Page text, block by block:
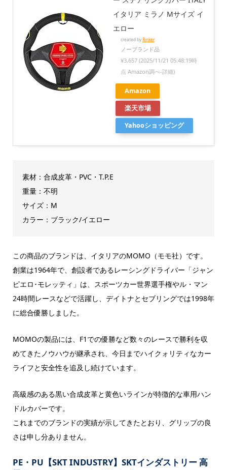
イタリア ミラノ Mサイズ イ
エロー
created byRinker
ノーブランド品
¥3,657 (2025/11/21 05:48:19時
点 Amazon調べ-詳細)
Amazon
楽天市場
Yahooショッピング
素材：合成皮革・PVC・T.P.E
重量：不明
サイズ：M
カラー：ブラック/イエロー
この商品のブランドは、イタリアのMOMO（モモ社）です。
創業は1964年で、創設者であるレーシングドライバー「ジャン
ピエロ･モレッティ」は、スポーツカー世界選手権やル・マン
24時間レースなどで活躍し、デイトナとセブリングでは1998年
に総合優勝しました。
MOMOの製品には、F1での優勝など数々のレースで勝利を収
めてきたノウハウが継承され、今日までハイクォリティなカー
ライフと安全性を追及し続けています。
高級感のある黒い合成皮革と黄色いラインが特徴的な車用ハン
ドルカバーです。
これまでのブランドの実績が示してきたとおり、グリップの良
さは申し分ありません。
PE・PU【SKT INDUSTRY】SKTインダストリー 高